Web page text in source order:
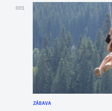
001
ZÁBAVA